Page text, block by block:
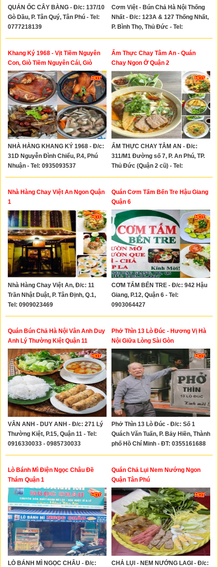
QUÁN ỐC CÂY BÀNG - Đ/c: 137/10
Gò Dầu, P. Tân Quý, Tân Phú - Tel:
0777218139
Cơm Việt - Bún Chả Hà Nội Thống
Nhất - Đ/c: 123A & 127 Thống Nhất,
P. Bình Thọ, Thủ Đức - Tel:
0943720925 - 0913032474 -
Khang Ký 1968 - Vịt Tiềm Nguyên
Con, Giò Tiềm Nguyên Cái, Giò
Tiềm Khô, Gà Hấp Muối Hongkong,
Lẫu Xí Quách, Bao Tử Hầm Tiêu
NHÀ HÀNG KHANG KÝ 1968 - Đ/c:
31D Nguyễn Đình Chiểu, P.4, Phú
Nhuận - Tel: 0935093537
Ẩm Thực Chay Tâm An - Quán
Chay Ngon Ở Quận 2
ẨM THỰC CHAY TÂM AN - Đ/c:
311/M1 Đường số 7, P. An Phú, TP.
Thủ Đức (Quận 2 cũ) - Tel:
0708336801
Nhà Hàng Chay Việt An Ngon Quận
1
Nhà Hàng Chay Việt An, Đ/c: 11
Trần Nhật Duật, P. Tân Định, Q.1,
Tel: 0909023469
Quán Cơm Tấm Bến Tre Hậu Giang
Quận 6
CƠM TẤM BẾN TRE - Đ/c: 942 Hậu
Giang, P.12, Quận 6 - Tel:
0903064427
Quán Bún Chả Hà Nội Vân Anh Duy
Anh Lý Thường Kiệt Quận 11
VÂN ANH - DUY ANH - Đ/c: 271 Lý
Thường Kiệt, P.15, Quận 11 - Tel:
0916330033 - 0985730033
Phở Thìn 13 Lò Đúc - Hương Vị Hà
Nội Giữa Lòng Sài Gòn
Phở Thìn 13 Lò Đúc - Đ/c: Số 1
Quách Văn Tuấn, P. Bảy Hiền, Thành
phố Hồ Chí Minh - ĐT: 0355161688
Lò Bánh Mì Điện Ngọc Châu Đề
Thám Quận 1
LÒ BÁNH MÌ NGỌC CHÂU - Đ/c:
Quán Chả Lụi Nem Nướng Ngon
Quận Tân Phú
CHẢ LỤI - NEM NƯỚNG LAGI - Đ/c: